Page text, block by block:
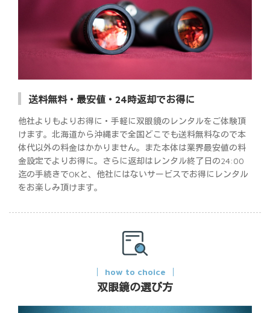
送料無料・最安値・24時返却でお得に
他社よりもよりお得に・手軽に双眼鏡のレンタルをご体験頂
けます。北海道から沖縄まで全国どこでも送料無料なので本
体代以外の料金はかかりません。また本体は業界最安値の料
金設定でよりお得に。さらに返却はレンタル終了日の24:00
迄の手続きでOKと、他社にはないサービスでお得にレンタル
をお楽しみ頂けます。
how to choice
双眼鏡の選び方